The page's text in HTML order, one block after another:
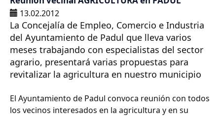
13.02.2012
La Concejalía de Empleo, Comercio e Industria
del Ayuntamiento de Padul que lleva varios
meses trabajando con especialistas del sector
agrario, presentará varias propuestas para
revitalizar la agricultura en nuestro municipio
El Ayuntamiento de Padul convoca reunión con todos
los vecinos interesados en la agricultura y en su